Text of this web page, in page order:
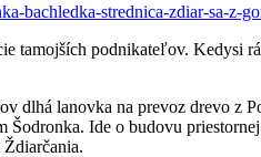
bachledka-strednica-zdiar-sa-z-
tamojších podnikateľov. Kedysi
lanovka na prevoz drevo z
Šodronka. Ide o budovu